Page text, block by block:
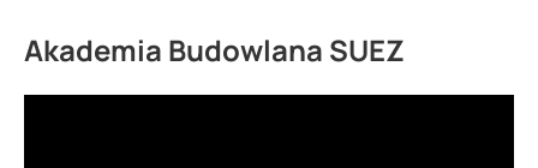
Akademia Budowlana SUEZ